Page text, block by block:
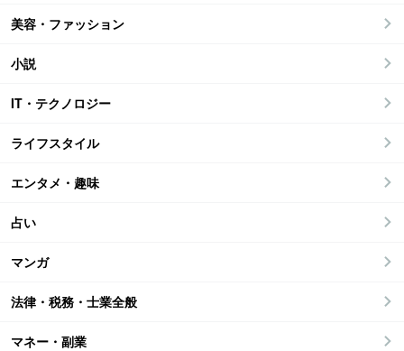
美容・ファッション
小説
IT・テクノロジー
ライフスタイル
エンタメ・趣味
占い
マンガ
法律・税務・士業全般
マネー・副業